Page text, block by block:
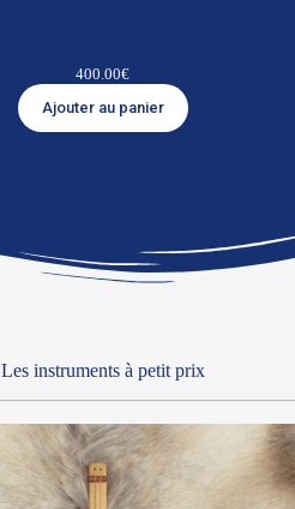
400.00€
Ajouter au panier
Les instruments à petit prix